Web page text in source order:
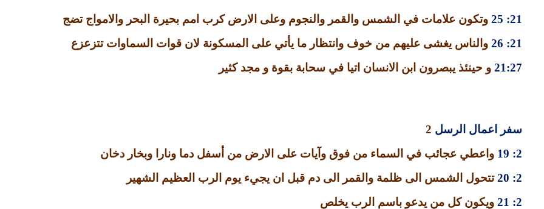
21: 25
وتكون علامات في الشمس والقمر والنجوم وعلى الارض كرب امم بحيرة البحر والامواج تضج
21: 26
والناس يغشى عليهم من خوف وانتظار ما يأتي على المسكونة لان قوات السماوات تتزعزع
21:27 و حينئذ يبصرون ابن الانسان اتيا في سحابة بقوة و مجد كثير
سفر اعمال الرسل 2
2: 19
واعطي عجائب في السماء من فوق وآيات على الارض من أسفل دما ونارا وبخار دخان
2: 20
تتحول الشمس الى ظلمة والقمر الى دم قبل ان يجيء يوم الرب العظيم الشهير
2: 21
ويكون كل من يدعو باسم الرب يخلص